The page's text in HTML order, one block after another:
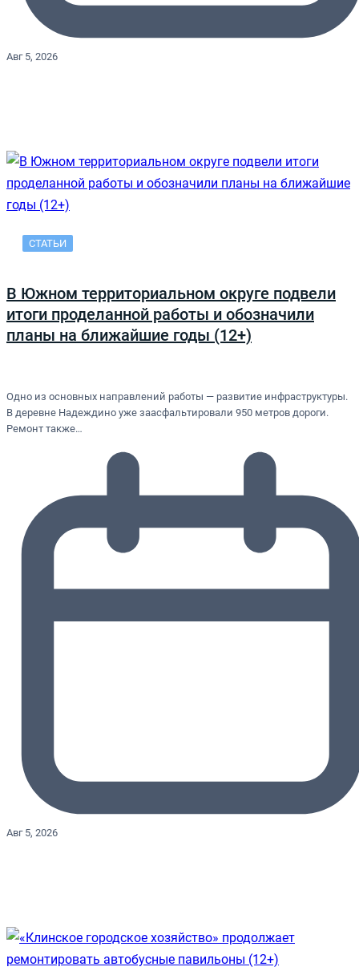
Авг 5, 2026
СТАТЬИ
В Южном территориальном округе подвели
итоги проделанной работы и обозначили
планы на ближайшие годы (12+)
Одно из основных направлений работы — развитие инфраструктуры.
В деревне Надеждино уже заасфальтировали 950 метров дороги.
Ремонт также…
Авг 5, 2026